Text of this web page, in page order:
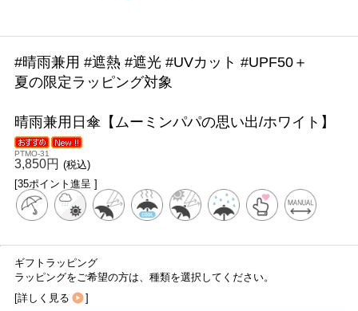
#晴雨兼用 #遮熱 #遮光 #UVカット #UPF50＋
夏の限定ラッピング対象
晴雨兼用日傘【ムーミンパパの思い出/ホワイト】
PTMO-31
3,850円 (税込)
[35ポイント進呈 ]
ギフトラッピング
ラッピングをご希望の方は、種類を選択してください。
[詳しく見る ]